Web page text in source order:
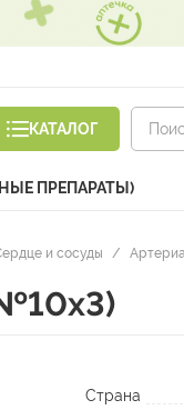
КАТАЛОГ
ПРЕПАРАТЫ)
и сосуды /
Страна